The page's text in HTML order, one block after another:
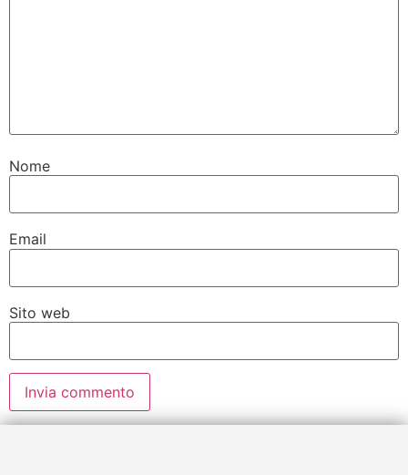
Nome
Email
Sito web